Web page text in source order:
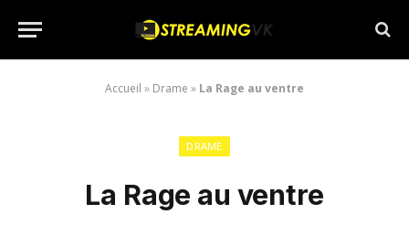
Accueil » Drame » La Rage au ventre
DRAME
La Rage au ventre